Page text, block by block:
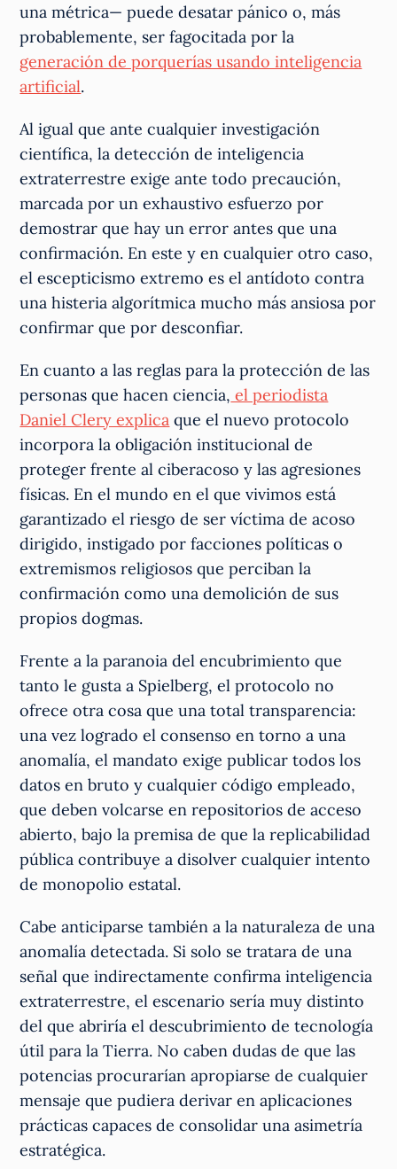
una métrica— puede desatar pánico o, más
probablemente, ser fagocitada por la
generación de porquerías usando inteligencia
artificial.
Al igual que ante cualquier investigación
científica, la detección de inteligencia
extraterrestre exige ante todo precaución,
marcada por un exhaustivo esfuerzo por
demostrar que hay un error antes que una
confirmación. En este y en cualquier otro caso,
el escepticismo extremo es el antídoto contra
una histeria algorítmica mucho más ansiosa por
confirmar que por desconfiar.
En cuanto a las reglas para la protección de las
personas que hacen ciencia, el periodista
Daniel Clery explica que el nuevo protocolo
incorpora la obligación institucional de
proteger frente al ciberacoso y las agresiones
físicas. En el mundo en el que vivimos está
garantizado el riesgo de ser víctima de acoso
dirigido, instigado por facciones políticas o
extremismos religiosos que perciban la
confirmación como una demolición de sus
propios dogmas.
Frente a la paranoia del encubrimiento que
tanto le gusta a Spielberg, el protocolo no
ofrece otra cosa que una total transparencia:
una vez logrado el consenso en torno a una
anomalía, el mandato exige publicar todos los
datos en bruto y cualquier código empleado,
que deben volcarse en repositorios de acceso
abierto, bajo la premisa de que la replicabilidad
pública contribuye a disolver cualquier intento
de monopolio estatal.
Cabe anticiparse también a la naturaleza de una
anomalía detectada. Si solo se tratara de una
señal que indirectamente confirma inteligencia
extraterrestre, el escenario sería muy distinto
del que abriría el descubrimiento de tecnología
útil para la Tierra. No caben dudas de que las
potencias procurarían apropiarse de cualquier
mensaje que pudiera derivar en aplicaciones
prácticas capaces de consolidar una asimetría
estratégica.